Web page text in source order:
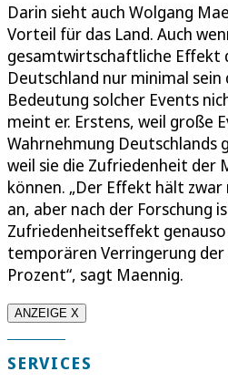
Darin sieht auch Wolgang
Vorteil für das Land. Auch
gesamtwirtschaftliche Effekt
Deutschland nur minimal
Bedeutung solcher Events
meint er. Erstens, weil große
Wahrnehmung Deutschlands
weil sie die Zufriedenheit der
können. „Der Effekt hält
an, aber nach der Forschung
Zufriedenheitseffekt
temporären Verringerung
Prozent“, sagt Maennig.
ANZEIGE X
SERVICES